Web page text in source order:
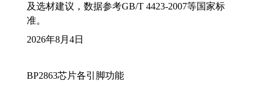
及选材建议，数据参考GB/T 4423-2007等国家标
准。
2026年8月4日
BP2863芯片各引脚功能